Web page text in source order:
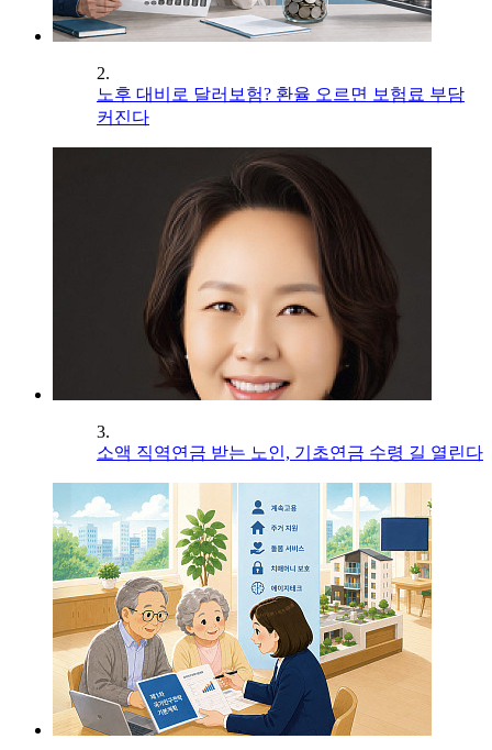
2.
노후 대비로 달러보험? 환율 오르면 보험료 부담
커진다
3.
소액 직역연금 받는 노인, 기초연금 수령 길 열린다